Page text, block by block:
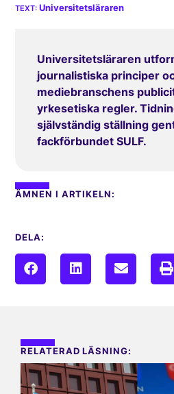
Universitetsläraren
Universitetsläraren
journalistiska principer
mediebranschens
yrkesetiska regler.
självständig ställning
fackförbundet SULF.
ÄMNEN I ARTIKELN:
DELA:
RELATERAD LÄSNING: